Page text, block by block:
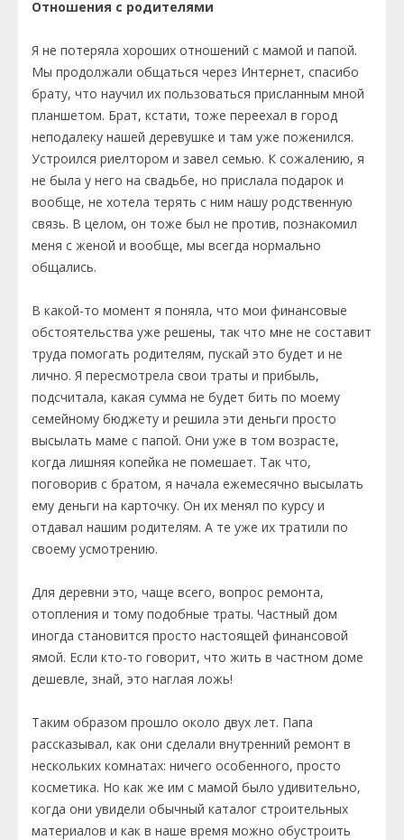
Отношения с родителями
Я не потеряла хороших отношений с мамой и папой.
Мы продолжали общаться через Интернет, спасибо
брату, что научил их пользоваться присланным мной
планшетом. Брат, кстати, тоже переехал в город
неподалеку нашей деревушке и там уже поженился.
Устроился риелтором и завел семью. К сожалению, я
не была у него на свадьбе, но прислала подарок и
вообще, не хотела терять с ним нашу родственную
связь. В целом, он тоже был не против, познакомил
меня с женой и вообще, мы всегда нормально
общались.
В какой-то момент я поняла, что мои финансовые
обстоятельства уже решены, так что мне не составит
труда помогать родителям, пускай это будет и не
лично. Я пересмотрела свои траты и прибыль,
подсчитала, какая сумма не будет бить по моему
семейному бюджету и решила эти деньги просто
высылать маме с папой. Они уже в том возрасте,
когда лишняя копейка не помешает. Так что,
поговорив с братом, я начала ежемесячно высылать
ему деньги на карточку. Он их менял по курсу и
отдавал нашим родителям. А те уже их тратили по
своему усмотрению.
Для деревни это, чаще всего, вопрос ремонта,
отопления и тому подобные траты. Частный дом
иногда становится просто настоящей финансовой
ямой. Если кто-то говорит, что жить в частном доме
дешевле, знай, это наглая ложь!
Таким образом прошло около двух лет. Папа
рассказывал, как они сделали внутренний ремонт в
нескольких комнатах: ничего особенного, просто
косметика. Но как же им с мамой было удивительно,
когда они увидели обычный каталог строительных
материалов и как в наше время можно обустроить